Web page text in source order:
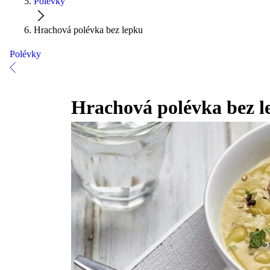
Hrachová polévka bez lepku
Polévky
Hrachová polévka bez